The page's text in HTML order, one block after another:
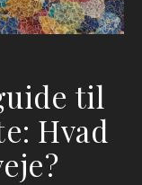
til
Hvad